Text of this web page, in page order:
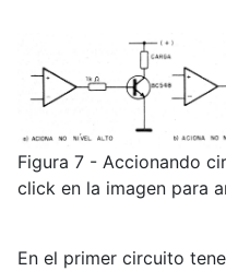
Figura 7 - Accionando
click en la imagen para
En el primer circuito